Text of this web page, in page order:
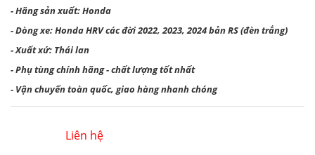
- Hãng sản xuất: Honda
- Dòng xe: Honda HRV các đời 2022, 2023, 2024 bản RS (đèn trắng)
- Xuất xứ: Thái lan
- Phụ tùng chính hãng - chất lượng tốt nhất
- Vận chuyển toàn quốc, giao hàng nhanh chóng
Liên hệ